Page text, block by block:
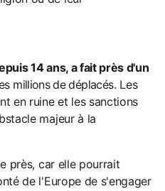
14 ans, a fait près d'un
millions de déplacés. Les
en ruine et les sanctions
majeur à la
près, car elle pourrait
de l'Europe de s'engager